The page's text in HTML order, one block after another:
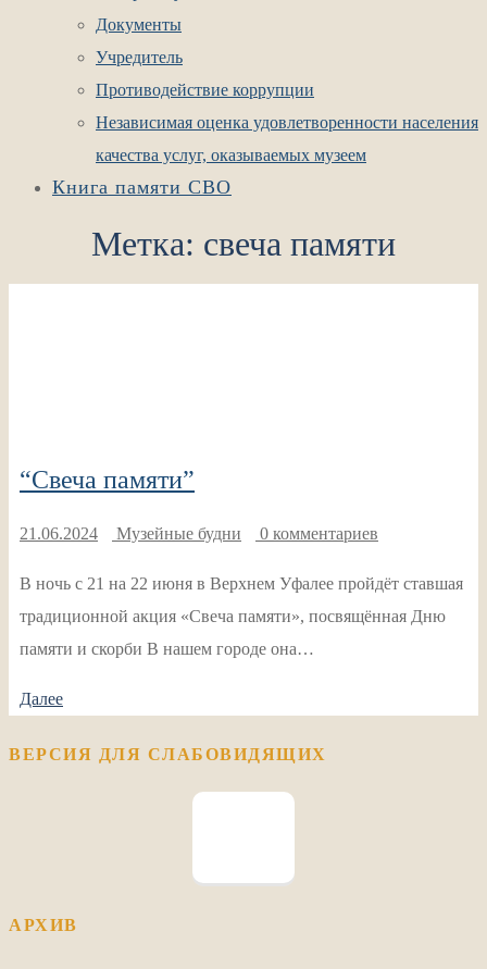
Документы
Учредитель
Противодействие коррупции
Независимая оценка удовлетворенности населения
качества услуг, оказываемых музеем
Книга памяти СВО
Метка: свеча памяти
“Cвеча памяти”
21.06.2024 Музейные будни 0 комментариев
В ночь с 21 на 22 июня в Верхнем Уфалее пройдёт ставшая
традиционной акция «Свеча памяти», посвящённая Дню
памяти и скорби В нашем городе она…
Далее
ВЕРСИЯ ДЛЯ СЛАБОВИДЯЩИХ
АРХИВ